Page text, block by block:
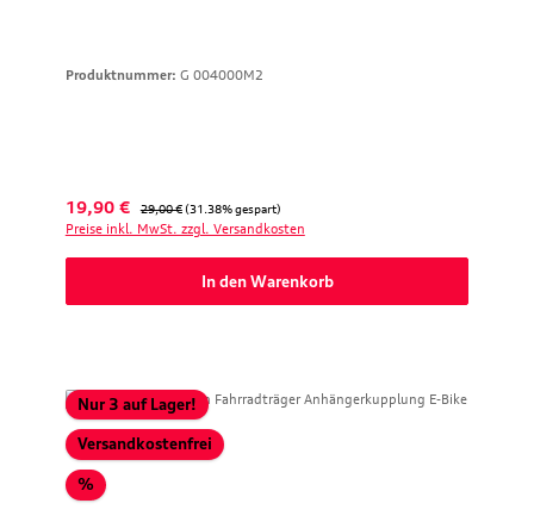
Produktnummer: G 004000M2
Verkaufspreis:
19,90 € Regulärer Preis:
29,00 € (31.38% gespart)
Preise inkl. MwSt. zzgl. Versandkosten
In den Warenkorb
Nur 3 auf Lager!
Versandkostenfrei
%Rabatt